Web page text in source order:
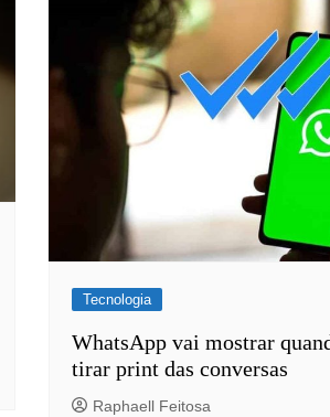
Tecnologia
WhatsApp vai mostrar
tirar print das conversas
Raphaell Feitosa